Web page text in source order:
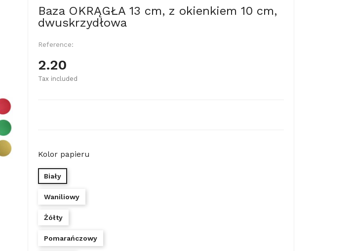
Baza OKRĄGŁA 13 cm, z okienkiem 10 cm,
dwuskrzydłowa
Reference:
2.20
Tax included
Kolor papieru
Biały
Waniliowy
Żółty
Pomarańczowy